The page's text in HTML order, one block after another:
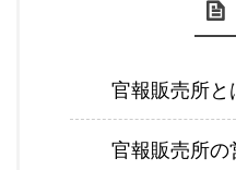
官報販売所と
官報販売所の